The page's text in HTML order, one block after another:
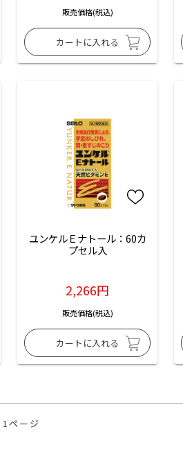
販売価格(税込)
ユンケルＥナトール：60カ
プセル入
2,266円
販売価格(税込)
1ページ